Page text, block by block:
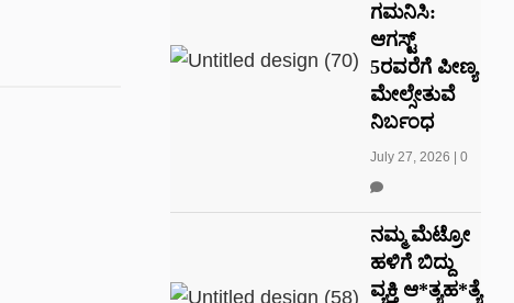
ಗಮನಿಸಿ:
ಆಗಸ್ಟ್
5ರವರೆಗೆ ಪೀಣ್ಯ
ಮೇಲ್ಸೇತುವೆ
ನಿರ್ಬಂಧ
July 27, 2026 0
ನಮ್ಮ ಮೆಟ್ರೋ
ಹಳಿಗೆ ಬಿದ್ದು
ವ್ಯಕ್ತಿ ಆ*ತ್ಯಹ*ತ್ಯೆ